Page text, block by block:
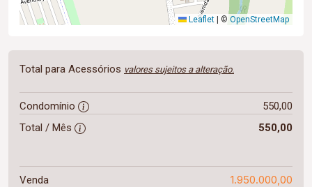
Leaflet © OpenStreetMap
Total para Acessórios valores sujeitos a alteração.
Condomínio
550,00
Total / Mês
550,00
Venda 1.950.000,00